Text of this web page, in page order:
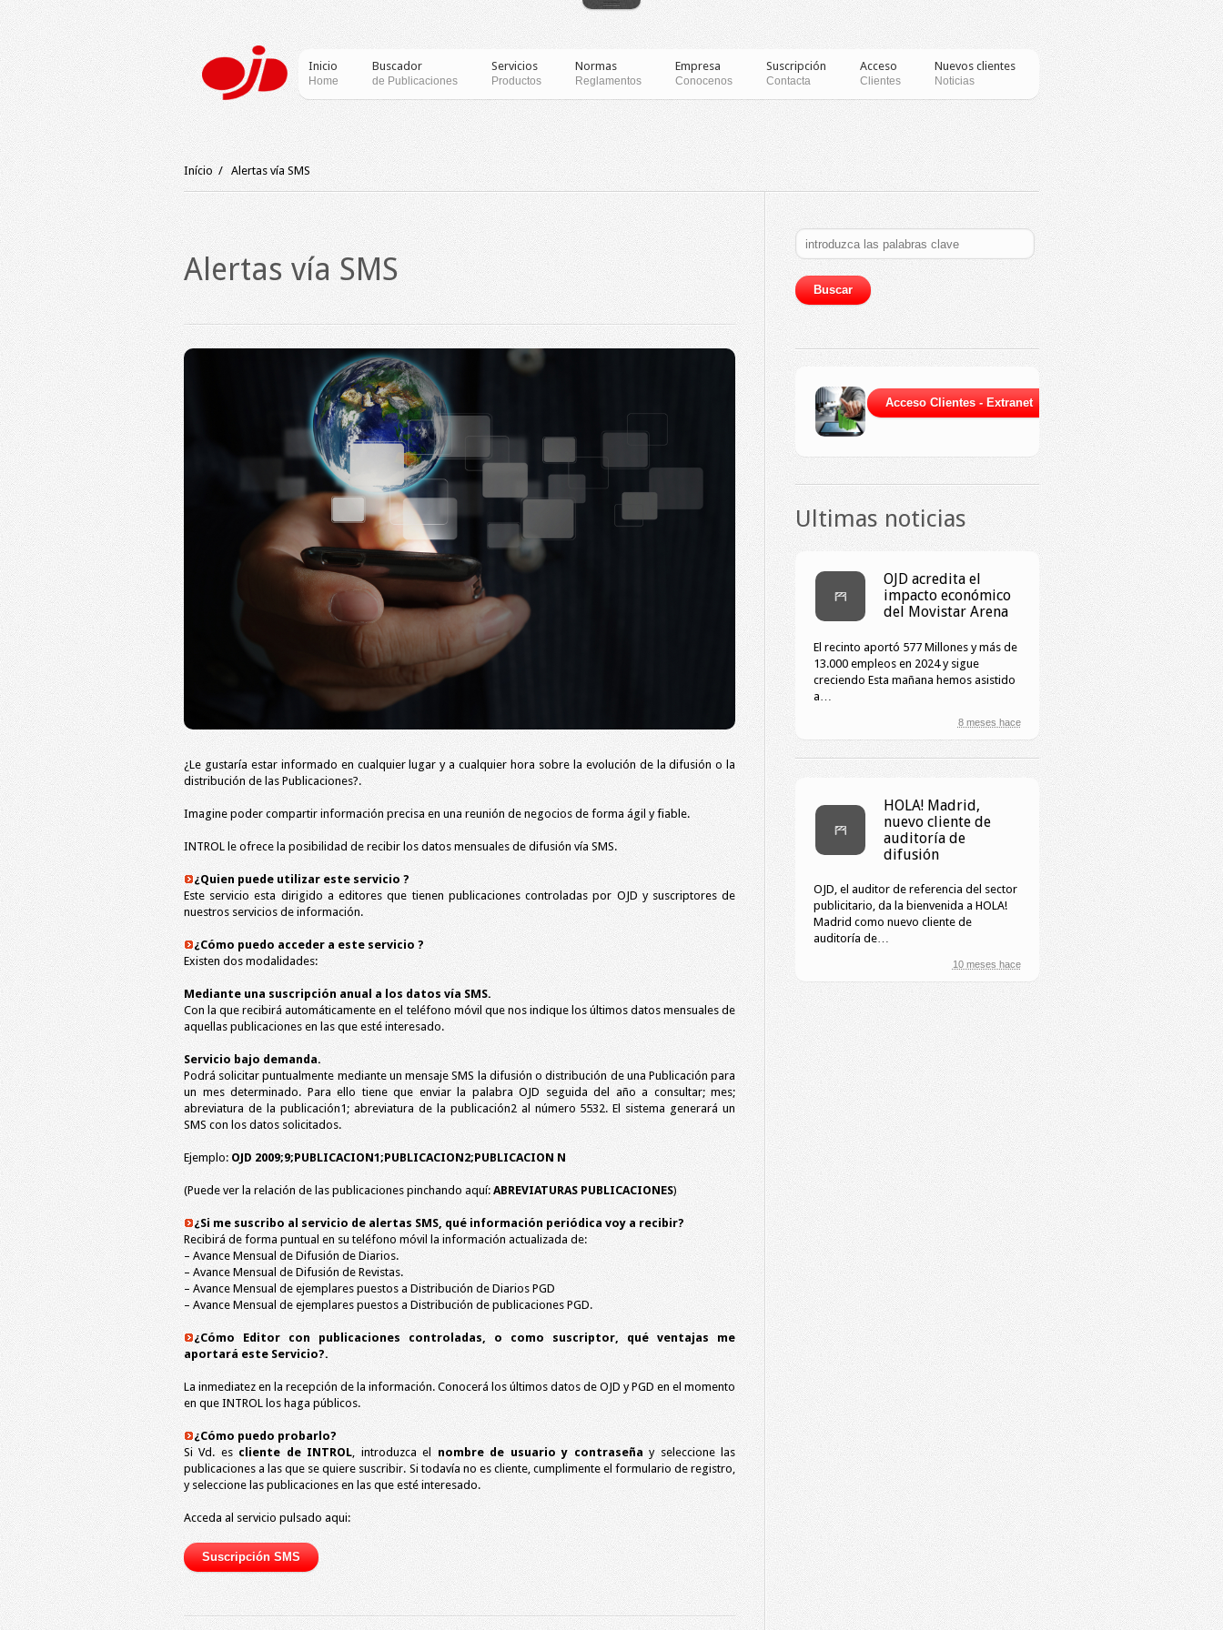
Inicio
Home
Buscador
de Publicaciones
Servicios
Productos
Normas
Reglamentos
Empresa
Conocenos
Suscripción
Contacta
Acceso
Clientes
Nuevos clientes
Noticias
Início / Alertas vía SMS
Alertas vía SMS
¿Le gustaría estar informado en cualquier lugar y a cualquier hora sobre la evolución de la difusión o la
distribución de las Publicaciones?.
Imagine poder compartir información precisa en una reunión de negocios de forma ágil y fiable.
INTROL le ofrece la posibilidad de recibir los datos mensuales de difusión vía SMS.
¿Quien puede utilizar este servicio ?
Este servicio esta dirigido a editores que tienen publicaciones controladas por OJD y suscriptores de
nuestros servicios de información.
¿Cómo puedo acceder a este servicio ?
Existen dos modalidades:
Mediante una suscripción anual a los datos vía SMS.
Con la que recibirá automáticamente en el teléfono móvil que nos indique los últimos datos mensuales de
aquellas publicaciones en las que esté interesado.
Servicio bajo demanda.
Podrá solicitar puntualmente mediante un mensaje SMS la difusión o distribución de una Publicación para
un mes determinado. Para ello tiene que enviar la palabra OJD seguida del año a consultar; mes;
abreviatura de la publicación1; abreviatura de la publicación2 al número 5532. El sistema generará un
SMS con los datos solicitados.
Ejemplo: OJD 2009;9;PUBLICACION1;PUBLICACION2;PUBLICACION N
(Puede ver la relación de las publicaciones pinchando aquí: ABREVIATURAS PUBLICACIONES)
¿Si me suscribo al servicio de alertas SMS, qué información periódica voy a recibir?
Recibirá de forma puntual en su teléfono móvil la información actualizada de:
– Avance Mensual de Difusión de Diarios.
– Avance Mensual de Difusión de Revistas.
– Avance Mensual de ejemplares puestos a Distribución de Diarios PGD
– Avance Mensual de ejemplares puestos a Distribución de publicaciones PGD.
¿Cómo Editor con publicaciones controladas, o como suscriptor, qué ventajas me
aportará este Servicio?.
La inmediatez en la recepción de la información. Conocerá los últimos datos de OJD y PGD en el momento
en que INTROL los haga públicos.
¿Cómo puedo probarlo?
Si Vd. es cliente de INTROL, introduzca el nombre de usuario y contraseña y seleccione las
publicaciones a las que se quiere suscribir. Si todavía no es cliente, cumplimente el formulario de registro,
y seleccione las publicaciones en las que esté interesado.
Acceda al servicio pulsado aqui:
Ultimas noticias
OJD acredita el
impacto económico
del Movistar Arena
El recinto aportó 577 Millones y más de
13.000 empleos en 2024 y sigue
creciendo Esta mañana hemos asistido
a…
8 meses hace
HOLA! Madrid,
nuevo cliente de
auditoría de
difusión
OJD, el auditor de referencia del sector
publicitario, da la bienvenida a HOLA!
Madrid como nuevo cliente de
auditoría de…
10 meses hace